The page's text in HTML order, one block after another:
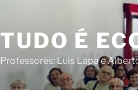
TUDO É
Professores: Luis Lapa e